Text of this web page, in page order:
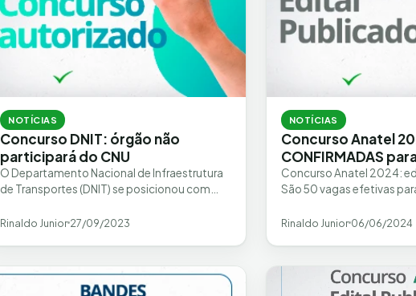
NOTÍCIAS
Concurso DNIT: órgão não
participará do CNU
O Departamento Nacional de Infraestrutura
de Transportes (DNIT) se posicionou com
Unificado (CNU). De acordo…
Rinaldo Junior 27/09/2023
NOTÍCIAS
Concurso Anatel
CONFIRMADAS
Concurso Anatel 2024:
São 50 vagas efetivas
Públicos de
Rinaldo Junior06/06/2024